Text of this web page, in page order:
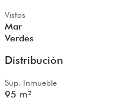
Vistas
Mar
Verdes
Distribución
Sup. Inmueble
95 m²